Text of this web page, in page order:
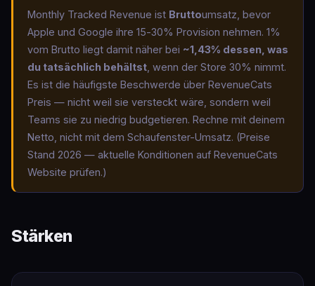
Monthly Tracked Revenue ist Bruttoumsatz, bevor
Apple und Google ihre 15‑30% Provision nehmen. 1%
vom Brutto liegt damit näher bei ~1,43% dessen, was
du tatsächlich behältst , wenn der Store 30% nimmt.
Es ist die häufigste Beschwerde über RevenueCats
Preis — nicht weil sie versteckt wäre, sondern weil
Teams sie zu niedrig budgetieren. Rechne mit deinem
Netto, nicht mit dem Schaufenster-Umsatz. (Preise
Stand 2026 — aktuelle Konditionen auf RevenueCats
Website prüfen.)
Stärken